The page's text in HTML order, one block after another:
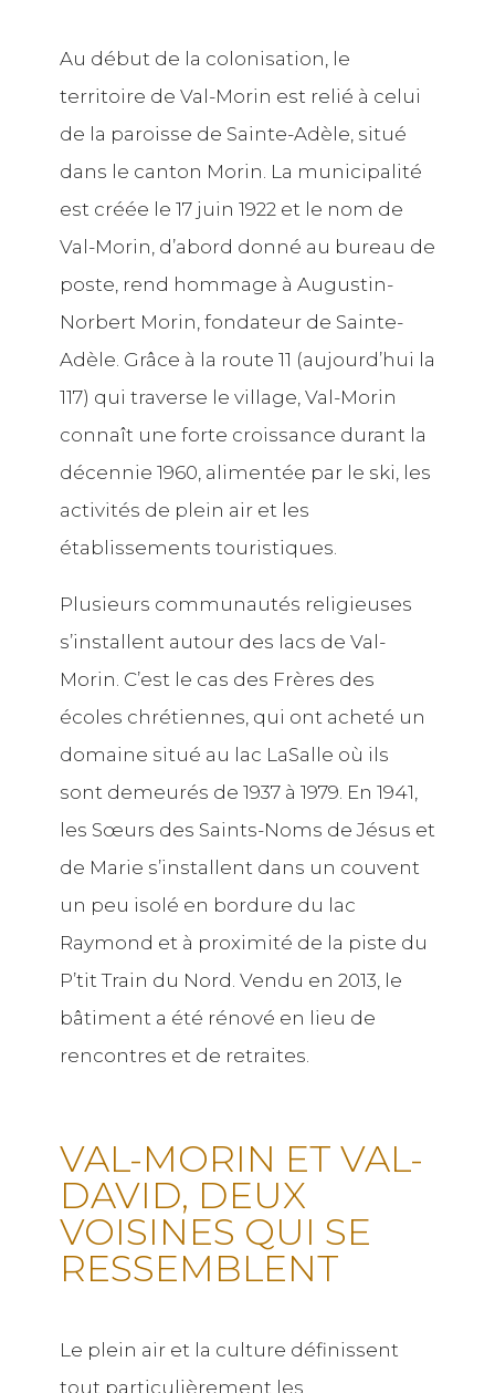
Au début de la colonisation, le
territoire de Val-Morin est relié à celui
de la paroisse de Sainte-Adèle, situé
dans le canton Morin. La municipalité
est créée le 17 juin 1922 et le nom de
Val-Morin, d’abord donné au bureau de
poste, rend hommage à Augustin-
Norbert Morin, fondateur de Sainte-
Adèle. Grâce à la route 11 (aujourd’hui la
117) qui traverse le village, Val-Morin
connaît une forte croissance durant la
décennie 1960, alimentée par le ski, les
activités de plein air et les
établissements touristiques.
Plusieurs communautés religieuses
s’installent autour des lacs de Val-
Morin. C’est le cas des Frères des
écoles chrétiennes, qui ont acheté un
domaine situé au lac LaSalle où ils
sont demeurés de 1937 à 1979. En 1941,
les Sœurs des Saints-Noms de Jésus et
de Marie s’installent dans un couvent
un peu isolé en bordure du lac
Raymond et à proximité de la piste du
P’tit Train du Nord. Vendu en 2013, le
bâtiment a été rénové en lieu de
rencontres et de retraites.
VAL-MORIN ET VAL-
DAVID, DEUX
VOISINES QUI SE
RESSEMBLENT
Le plein air et la culture définissent
tout particulièrement les